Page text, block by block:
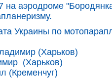
на аэродроме
Украины по
(Харьков)
(Харьков)
(Кременчуг)